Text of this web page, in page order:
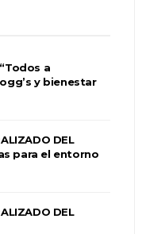
a
y bienestar
DEL
para el entorno
DEL